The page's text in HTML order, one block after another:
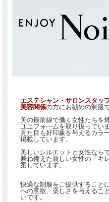
エステシャン・サロンスタッ
美容関係の方にお勧めの制服で
美の最前線で働く女性たちを
ユニフォ―ムを取り扱っていま
見た目も好印象を与えるカラ
掲載しています。
美しいシルエットと女性なら
兼ね備えた新しい女性の「キ
案しています。
快適な制服をご提供すること
への意欲、楽しさを与えるこ
いです。